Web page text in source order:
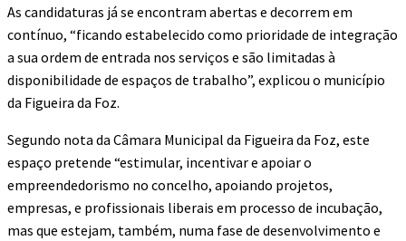
As candidaturas já se encontram abertas e decorrem em
contínuo, “ficando estabelecido como prioridade de integração
a sua ordem de entrada nos serviços e são limitadas à
disponibilidade de espaços de trabalho”, explicou o município
da Figueira da Foz.
Segundo nota da Câmara Municipal da Figueira da Foz, este
espaço pretende “estimular, incentivar e apoiar o
empreendedorismo no concelho, apoiando projetos,
empresas, e profissionais liberais em processo de incubação,
mas que estejam, também, numa fase de desenvolvimento e